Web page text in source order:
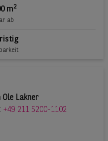
m2
ab
Ole Lakner
+49 211 5200-1102